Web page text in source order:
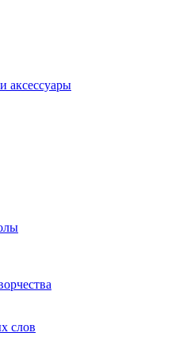
аксессуары
слов